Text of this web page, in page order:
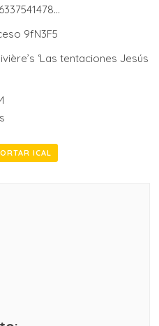
9fN3F5
‘Las tentaciones Jesús
ICAL